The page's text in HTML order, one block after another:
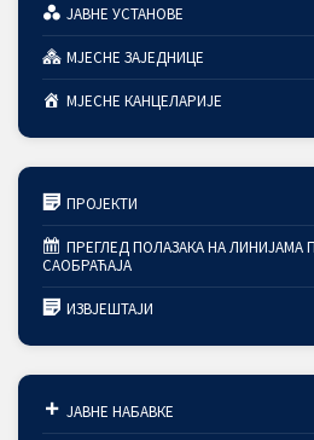
ЈАВНЕ УСТАНОВЕ
МЈЕСНЕ ЗАЈЕДНИЦЕ
МЈЕСНЕ КАНЦЕЛАРИЈЕ
ПРОЈЕКТИ
ПРЕГЛЕД ПОЛАЗАКА НА ЛИНИЈАМА
САОБРАЋАЈА
ИЗВЈЕШТАЈИ
ЈАВНЕ НАБАВКЕ